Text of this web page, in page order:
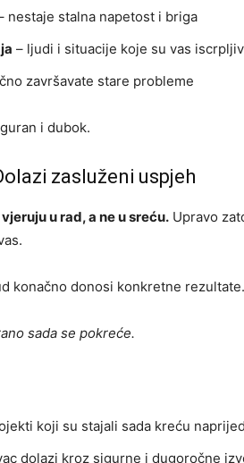
nestaje stalna napetost i briga
– ljudi i situacije koje su vas
završavate stare probleme
i dubok.
zasluženi uspjeh
u rad, a ne u sreću. Upravo
konačno donosi konkretne rezultate.
sada se pokreće.
koji su stajali sada kreću naprijed
dolazi kroz sigurne i dugoročne